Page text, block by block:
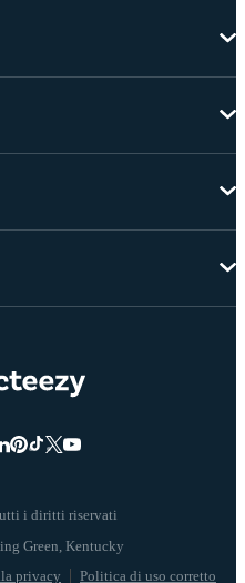
i diritti riservati
privacy Politica di uso corretto